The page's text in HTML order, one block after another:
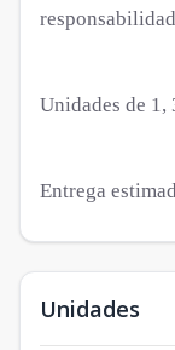
Unidades de 1,
Entrega
Unidades